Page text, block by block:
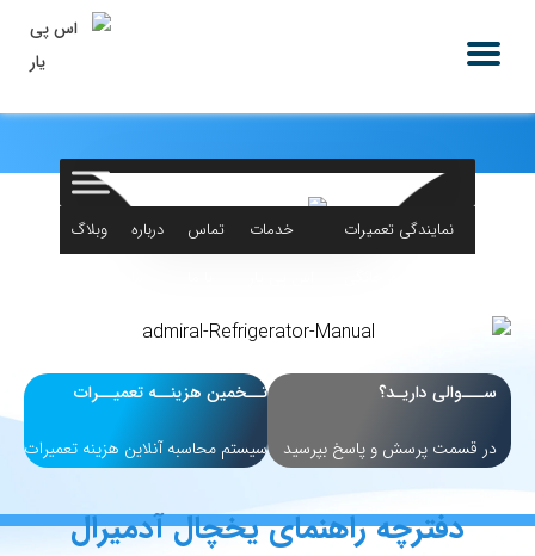
نمایندگی تعمیرات
خدمات
تماس
درباره
وبلاگ
ســـوالی داریـد؟
در قسمت پرسش و پاسخ بپرسید
تــخمین هزینــه تعمیــرات
سیستم محاسبه آنلاین هزینه تعمیرات
دفترچه راهنمای یخچال آدمیرال